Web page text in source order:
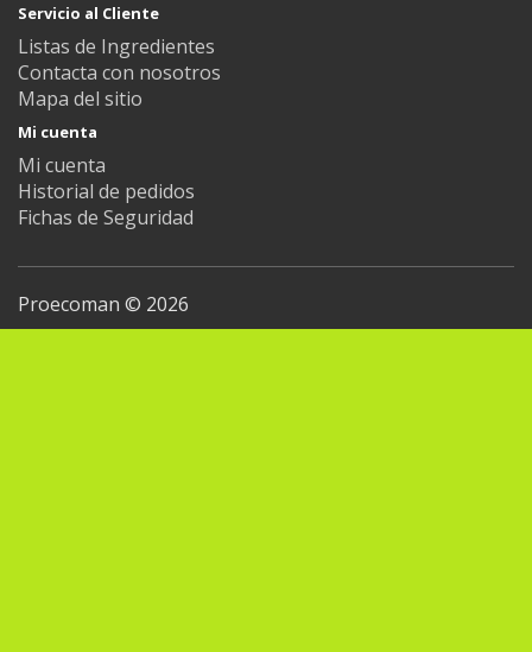
Servicio al Cliente
Listas de Ingredientes
Contacta con nosotros
Mapa del sitio
Mi cuenta
Mi cuenta
Historial de pedidos
Fichas de Seguridad
Proecoman © 2026